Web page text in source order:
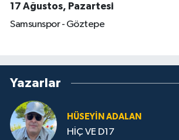
17 Ağustos, Pazartesi
Samsunspor - Göztepe
Yazarlar
HÜSEYIN ADALAN
HİÇ VE D17